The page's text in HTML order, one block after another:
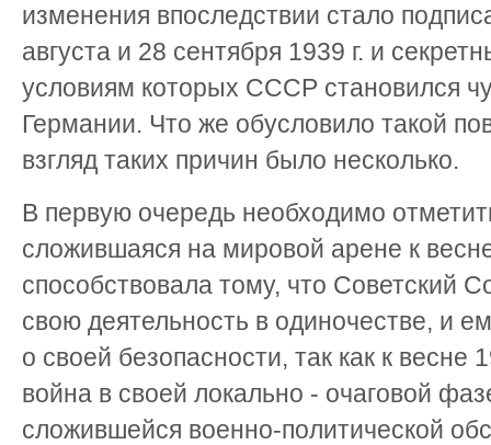
изменения впоследствии стало
августа и 28 сентября 1939 г. и
условиям которых СССР становился
Германии. Что же обусловило такой
взгляд таких причин было несколько.
В первую очередь необходимо
сложившаяся на мировой арене к
способствовала тому, что Советский
свою деятельность в одиночестве, и
о своей безопасности, так как к весне
война в своей локально - очаговой
сложившейся военно-политической